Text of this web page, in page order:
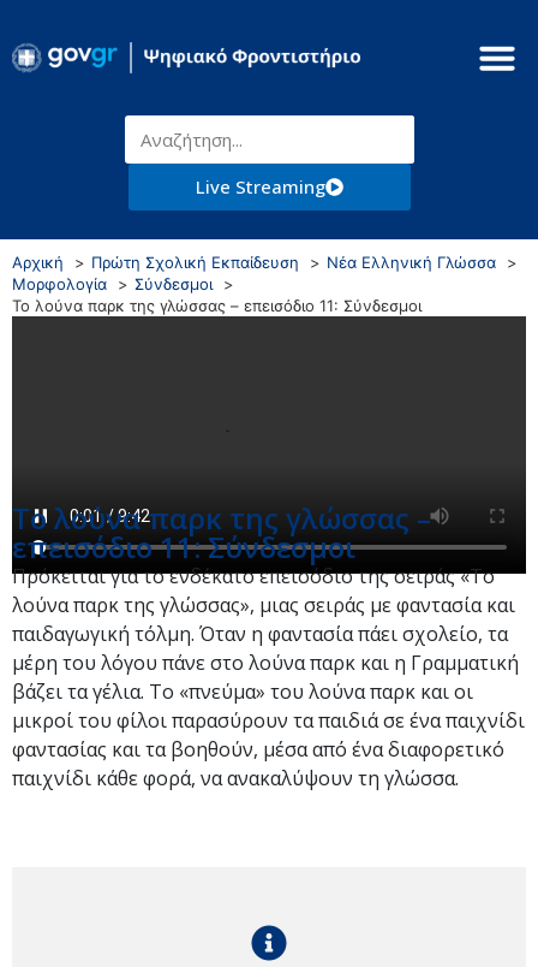
Live Streaming
Αρχική Πρώτη Σχολική Εκπαίδευση
Νέα Ελληνική Γλώσσα
Μορφολογία
Σύνδεσμοι
Το λούνα παρκ της γλώσσας – επεισόδιο 11: Σύνδεσμοι
Το λούνα παρκ της γλώσσας –
επεισόδιο 11: Σύνδεσμοι
Πρόκειται για το ενδέκατο επεισόδιο της σειράς «Το
λούνα παρκ της γλώσσας», μιας σειράς με φαντασία και
παιδαγωγική τόλμη. Όταν η φαντασία πάει σχολείο, τα
μέρη του λόγου πάνε στο λούνα παρκ και η Γραμματική
βάζει τα γέλια. Το «πνεύμα» του λούνα παρκ και οι
μικροί του φίλοι παρασύρουν τα παιδιά σε ένα παιχνίδι
φαντασίας και τα βοηθούν, μέσα από ένα διαφορετικό
παιχνίδι κάθε φορά, να ανακαλύψουν τη γλώσσα.